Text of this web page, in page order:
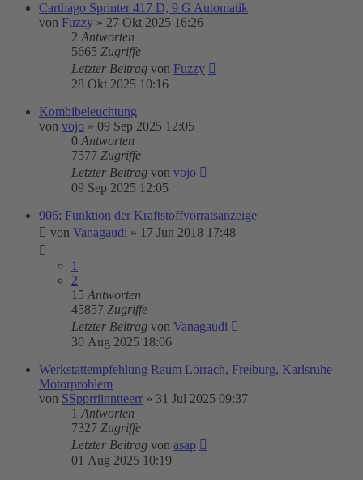
Carthago Sprinter 417 D, 9 G Automatik
von Fuzzy » 27 Okt 2025 16:26
2 Antworten
5665 Zugriffe
Letzter Beitrag von Fuzzy
28 Okt 2025 10:16
Kombibeleuchtung
von vojo » 09 Sep 2025 12:05
0 Antworten
7577 Zugriffe
Letzter Beitrag von vojo
09 Sep 2025 12:05
906: Funktion der Kraftstoffvorratsanzeige
von Vanagaudi » 17 Jun 2018 17:48
1
2
15 Antworten
45857 Zugriffe
Letzter Beitrag von Vanagaudi
30 Aug 2025 18:06
Werkstattempfehlung Raum Lörrach, Freiburg, Karlsruhe
Motorproblem
von SSpprriinntteerr » 31 Jul 2025 09:37
1 Antworten
7327 Zugriffe
Letzter Beitrag von asap
01 Aug 2025 10:19